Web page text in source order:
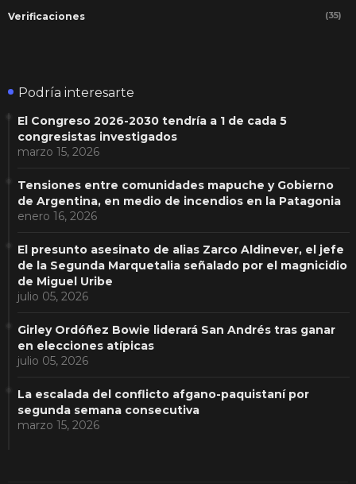
Verificaciones (35)
Podría interesarte
El Congreso 2026-2030 tendría a 1 de cada 5
congresistas investigados
marzo 15, 2026
Tensiones entre comunidades mapuche y Gobierno
de Argentina, en medio de incendios en la Patagonia
enero 16, 2026
El presunto asesinato de alias Zarco Aldinever, el jefe
de la Segunda Marquetalia señalado por el magnicidio
de Miguel Uribe
julio 05, 2026
Girley Ordóñez Bowie liderará San Andrés tras ganar
en elecciones atípicas
julio 05, 2026
La escalada del conflicto afgano-paquistaní por
segunda semana consecutiva
marzo 15, 2026